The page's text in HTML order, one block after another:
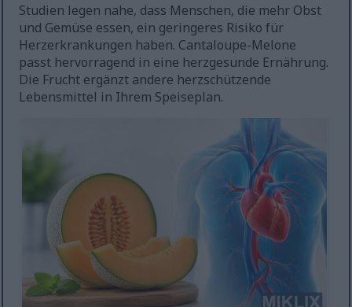
Studien legen nahe, dass Menschen, die mehr Obst
und Gemüse essen, ein geringeres Risiko für
Herzerkrankungen haben. Cantaloupe-Melone
passt hervorragend in eine herzgesunde Ernährung.
Die Frucht ergänzt andere herzschützende
Lebensmittel in Ihrem Speiseplan.